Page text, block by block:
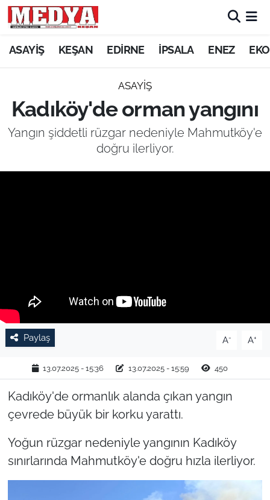
ASAYİŞ KEŞAN EDİRNE İPSALA ENEZ
ASAYİŞ
Kadıköy'de orman yangını
Yangın şiddetli rüzgar nedeniyle Mahmutköy'e
doğru ilerliyor.
Paylaş A- A+
13.07.2025 - 15:36 13.07.2025 - 15:59 450
Kadıköy'de ormanlık alanda çıkan yangın
çevrede büyük bir korku yarattı.
Yoğun rüzgar nedeniyle yangının Kadıköy
sınırlarında Mahmutköy'e doğru hızla ilerliyor.
KEŞAN
ASAYİŞ
SİYASET
GÜNDEM
KÜLTÜR SANAT
YAŞAM
EDİRNE